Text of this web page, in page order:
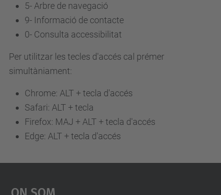
5- Arbre de navegació
9- Informació de contacte
0- Consulta accessibilitat
Per utilitzar les tecles d'accés cal prémer
simultàniament:
Chrome: ALT + tecla d'accés
Safari: ALT + tecla
Firefox: MAJ + ALT + tecla d'accés
Edge: ALT + tecla d'accés